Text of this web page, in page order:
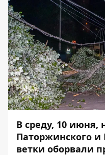
В среду, 10 июня,
Паторжинского
ветки оборвали